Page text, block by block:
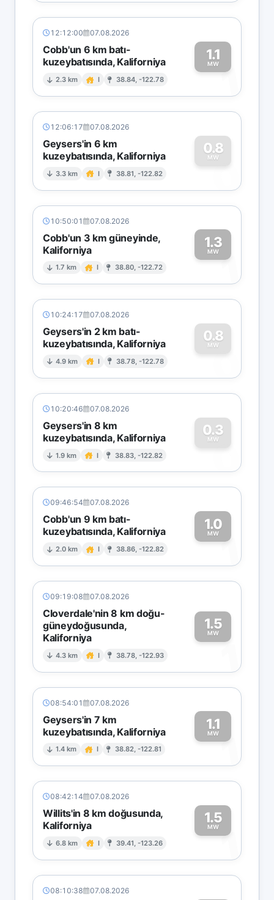
12:12:00 07.08.2026
Cobb'un 6 km batı-
kuzeybatısında, Kaliforniya
2.3 km I 38.84, -122.78
1.1
MW1
12:06:17 07.08.2026
Geysers'in 6 km
kuzeybatısında, Kaliforniya
3.3 km I 38.81, -122.82
0.8
MW
0
10:50:01 07.08.2026
Cobb'un 3 km güneyinde,
Kaliforniya
1.7 km I 38.80, -122.72
1.3
MW1
10:24:17 07.08.2026
Geysers'in 2 km batı-
kuzeybatısında, Kaliforniya
4.9 km I 38.78, -122.78
0.8
MW
0
10:20:46 07.08.2026
Geysers'in 8 km
kuzeybatısında, Kaliforniya
1.9 km I 38.83, -122.82
0.3
MW
0
09:46:54 07.08.2026
Cobb'un 9 km batı-
kuzeybatısında, Kaliforniya
2.0 km I 38.86, -122.82
1.0
MW1
09:19:08 07.08.2026
Cloverdale'nin 8 km doğu-
güneydoğusunda,
Kaliforniya
4.3 km I 38.78, -122.93
1.5
MW
1
08:54:01 07.08.2026
Geysers'in 7 km
kuzeybatısında, Kaliforniya
1.4 km I 38.82, -122.81
1.1
MW1
08:42:14 07.08.2026
Willits'in 8 km doğusunda,
Kaliforniya
6.8 km I 39.41, -123.26
1.5
MW1
08:10:38 07.08.2026